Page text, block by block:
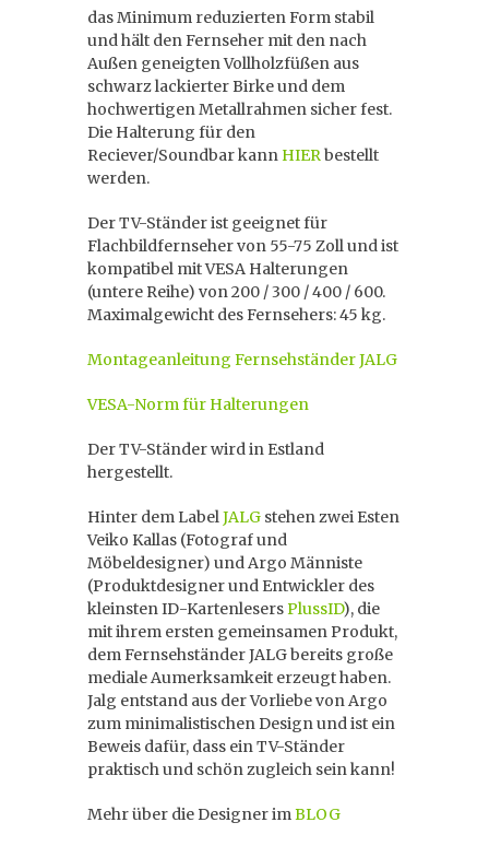
das Minimum reduzierten Form stabil
und hält den Fernseher mit den nach
Außen geneigten Vollholzfüßen aus
schwarz lackierter Birke und dem
hochwertigen Metallrahmen sicher fest.
Die Halterung für den
Reciever/Soundbar kann HIERbestellt
werden.
Der TV-Ständer ist geeignet für
Flachbildfernseher von 55-75 Zoll und ist
kompatibel mit VESA Halterungen
(untere Reihe) von 200 / 300 / 400 / 600.
Maximalgewicht des Fernsehers: 45 kg.
Montageanleitung Fernsehständer JALG
VESA-Norm für Halterungen
Der TV-Ständer wird in Estland
hergestellt.
Hinter dem LabelJALG stehen zwei Esten
Veiko Kallas (Fotograf und
Möbeldesigner) und Argo Männiste
(Produktdesigner und Entwickler des
kleinsten ID-KartenlesersPlussID), die
mit ihrem ersten gemeinsamen Produkt,
dem Fernsehständer JALG bereits große
mediale Aumerksamkeit erzeugt haben.
Jalg entstand aus der Vorliebe von Argo
zum minimalistischen Design und ist ein
Beweis dafür, dass ein TV-Ständer
praktisch und schön zugleich sein kann!
Mehr über die Designer imBLOG